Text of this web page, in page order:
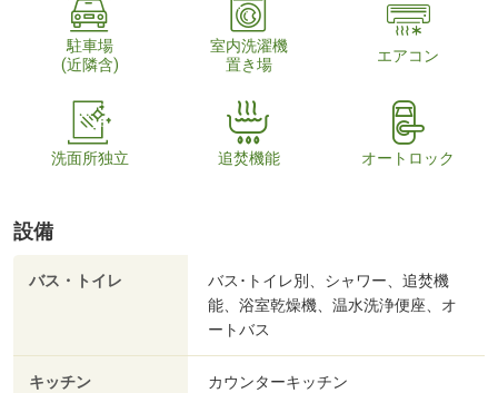
駐車場
(近隣含)
室内洗濯機
置き場
エアコン
洗面所独立 追焚機能 オートロック
設備
バス・トイレ
バス･トイレ別、シャワー、追焚機
能、浴室乾燥機、温水洗浄便座、オ
ートバス
キッチン カウンターキッチン